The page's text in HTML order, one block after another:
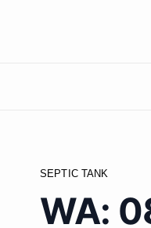
SEPTIC TANK
WA: